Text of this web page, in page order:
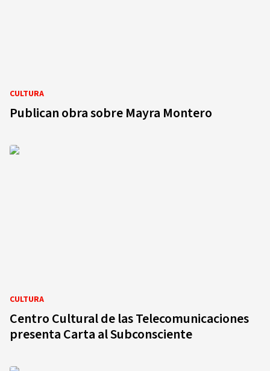
CULTURA
Publican obra sobre Mayra Montero
CULTURA
Centro Cultural de las Telecomunicaciones
presenta Carta al Subconsciente